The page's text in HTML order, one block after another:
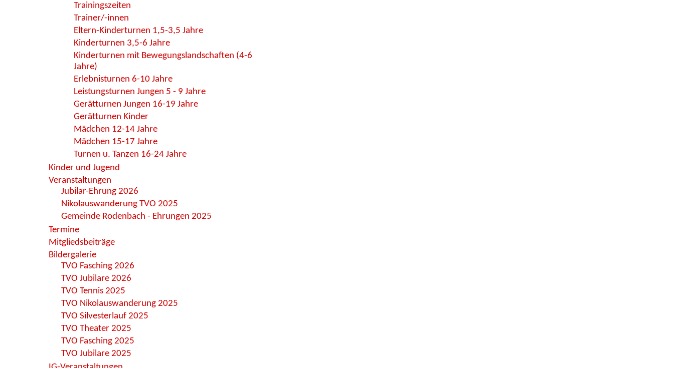
Trainingszeiten
Trainer/-innen
Eltern-Kinderturnen 1,5-3,5 Jahre
Kinderturnen 3,5-6 Jahre
Kinderturnen mit Bewegungslandschaften (4-6
Jahre)
Erlebnisturnen 6-10 Jahre
Leistungsturnen Jungen 5 - 9 Jahre
Gerätturnen Jungen 16-19 Jahre
Gerätturnen Kinder
Mädchen 12-14 Jahre
Mädchen 15-17 Jahre
Turnen u. Tanzen 16-24 Jahre
Kinder und Jugend
Veranstaltungen
Jubilar-Ehrung 2026
Nikolauswanderung TVO 2025
Gemeinde Rodenbach - Ehrungen 2025
Termine
Mitgliedsbeiträge
Bildergalerie
TVO Fasching 2026
TVO Jubilare 2026
TVO Tennis 2025
TVO Nikolauswanderung 2025
TVO Silvesterlauf 2025
TVO Theater 2025
TVO Fasching 2025
TVO Jubilare 2025